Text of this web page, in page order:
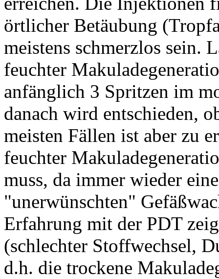
örtlicher Betäubung
meistens schmerzlos sein.
feuchter
anfänglich 3 Spritzen im
danach wird entschieden,
meisten Fällen ist aber zu
feuchter
muss, da immer wieder
"unerwünschten"
Erfahrung mit der PDT
(schlechter Stoffwechsel,
d.h. die trockene